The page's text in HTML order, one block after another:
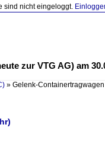
sind nicht eingeloggt.
zur VTG AG) am
» Gelenk-